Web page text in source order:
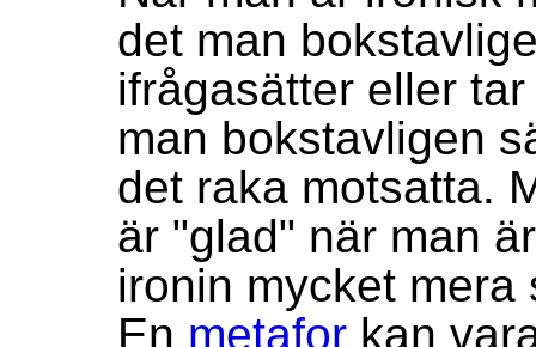
det man
ifrågasätter eller
man bokstavligen
det raka motsatta.
är "glad" när man
ironin mycket
En metafor kan